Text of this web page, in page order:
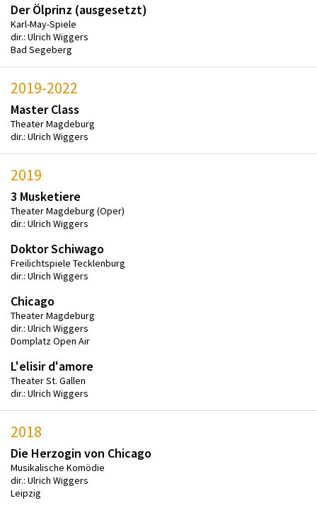
Der Ölprinz (ausgesetzt)
Karl-May-Spiele
dir.: Ulrich Wiggers
Bad Segeberg
2019-2022
Master Class
Theater Magdeburg
dir.: Ulrich Wiggers
2019
3 Musketiere
Theater Magdeburg (Oper)
dir.: Ulrich Wiggers
Doktor Schiwago
Freilichtspiele Tecklenburg
dir.: Ulrich Wiggers
Chicago
Theater Magdeburg
dir.: Ulrich Wiggers
Domplatz Open Air
L'elisir d'amore
Theater St. Gallen
dir.: Ulrich Wiggers
2018
Die Herzogin von Chicago
Musikalische Komödie
dir.: Ulrich Wiggers
Leipzig